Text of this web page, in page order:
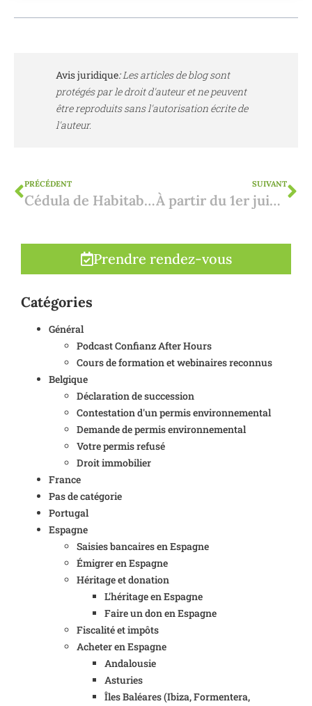
Avis juridique:Les articles de blog sont
protégés par le droit d'auteur et ne peuvent
être reproduits sans l'autorisation écrite de
l'auteur.
PRÉCÉDENT
Cédula de Habitabilidad : pourquoi ce certificat résidentiel est crucial dans l'immobilier en Espagne
SUIVANT
À partir du 1er juin 2018, base juridique pour l'assistance consulaire. Qu'est-ce que cela implique ?
Prendre rendez-vous
Catégories
Général
Podcast Confianz After Hours
Cours de formation et webinaires reconnus
Belgique
Déclaration de succession
Contestation d'un permis environnemental
Demande de permis environnemental
Votre permis refusé
Droit immobilier
France
Pas de catégorie
Portugal
Espagne
Saisies bancaires en Espagne
Émigrer en Espagne
Héritage et donation
L'héritage en Espagne
Faire un don en Espagne
Fiscalité et impôts
Acheter en Espagne
Andalousie
Asturies
Îles Baléares (Ibiza, Formentera,